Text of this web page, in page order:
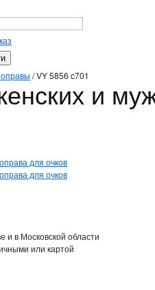
/VY 5856 c701
и
и в Московской области
или картой